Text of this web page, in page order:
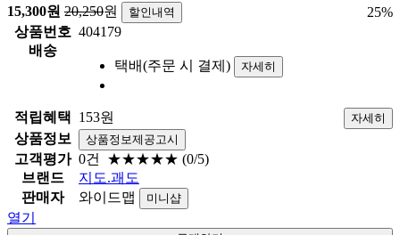
15,300원 20,250원 할인내역 25%
상품번호 404179
배송
택배(주문 시 결제)
자세히
적립혜택 153원 자세히
상품정보 상품정보제공고시
고객평가 0건 ★★★★★ (0/5)
브랜드
지도.괘도
판매자
와이드맵 미니샵
열기